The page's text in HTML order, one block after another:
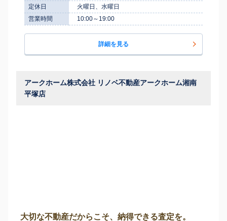
定休日
火曜日、水曜日
営業時間
10:00～19:00
詳細を見る
アークホーム株式会社 リノベ不動産アークホーム湘南
平塚店
大切な不動産だからこそ、納得できる査定を。